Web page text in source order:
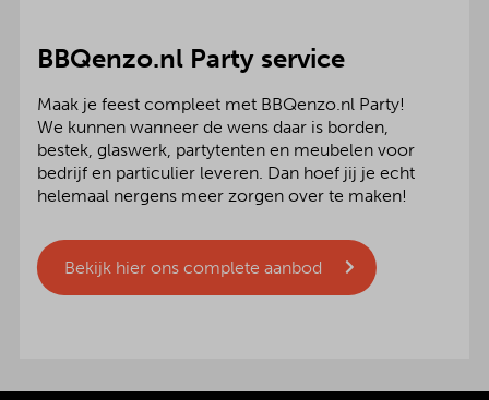
BBQenzo.nl Party service
Maak je feest compleet met BBQenzo.nl Party!
We kunnen wanneer de wens daar is borden,
bestek, glaswerk, partytenten en meubelen voor
bedrijf en particulier leveren. Dan hoef jij je echt
helemaal nergens meer zorgen over te maken!
Bekijk hier ons complete aanbod